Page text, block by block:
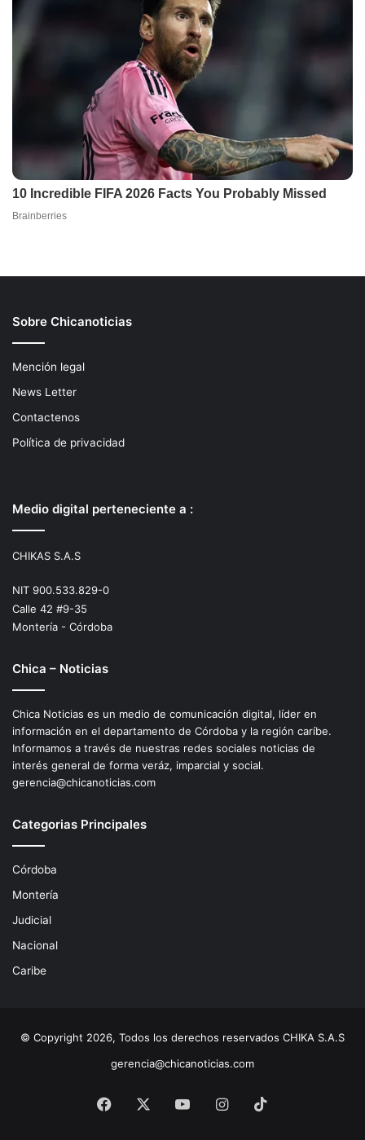
Sobre Chicanoticias
Mención legal
News Letter
Contactenos
Política de privacidad
Medio digital perteneciente a :
CHIKAS S.A.S
NIT 900.533.829-0
Calle 42 #9-35
Montería - Córdoba
Chica – Noticias
Chica Noticias es un medio de comunicación digital, líder en
información en el departamento de Córdoba y la región caríbe.
Informamos a través de nuestras redes sociales noticias de
interés general de forma veráz, imparcial y social.
gerencia@chicanoticias.com
Categorias Principales
Córdoba
Montería
Judicial
Nacional
Caribe
© Copyright 2026, Todos los derechos reservados CHIKA S.A.S
gerencia@chicanoticias.com
Facebook YouTubeInstagram